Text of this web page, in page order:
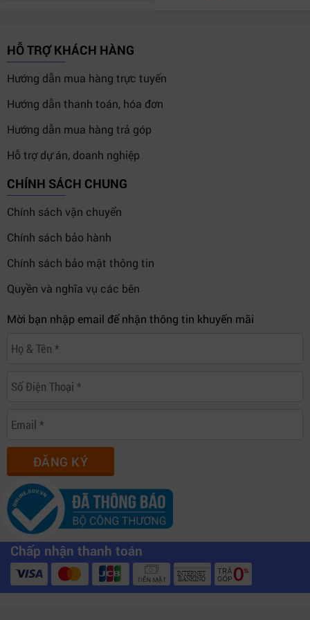
HỖ TRỢ KHÁCH HÀNG
Hướng dẫn mua hàng trực tuyến
Hướng dẫn thanh toán, hóa đơn
Hướng dẫn mua hàng trả góp
Hỗ trợ dự án, doanh nghiệp
CHÍNH SÁCH CHUNG
Chính sách vận chuyển
Chính sách bảo hành
Chính sách bảo mật thông tin
Quyền và nghĩa vụ các bên
Mời bạn nhập email để nhận thông tin khuyến mãi
ĐĂNG KÝ
Chấp nhận thanh toán